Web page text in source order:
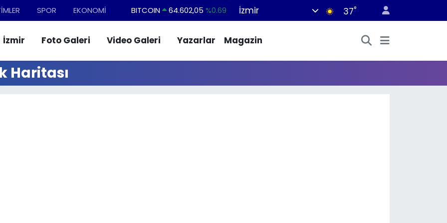
SPOR EKONOMİ BITCOIN 64.602,05 %0.69
EURO
55,0700%0.1
STERLİN
64,2438%0.21
İzmir 37°
İzmir Foto Galeri Video Galeri Yazarlar Magazin
Haritası